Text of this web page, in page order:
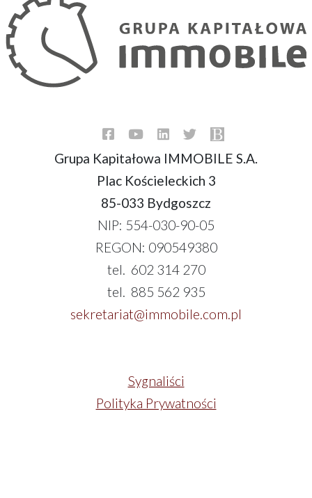
Grupa Kapitałowa IMMOBILE S.A.
Plac Kościeleckich 3
85-033 Bydgoszcz
NIP: 554-030-90-05
REGON: 090549380
tel. 602 314 270
tel. 885 562 935
sekretariat@immobile.com.pl
Sygnaliści
Polityka Prywatności